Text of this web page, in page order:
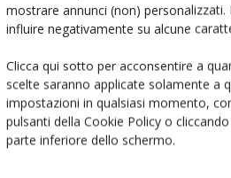
mostrare annunci (non)
influire negativamente su alcune
Clicca qui sotto per acconsentire a
scelte saranno applicate solamente a
impostazioni in qualsiasi momento,
pulsanti della Cookie Policy o
parte inferiore dello schermo.
Smart home: la sfida passa da
sicurezza e interoperabilità